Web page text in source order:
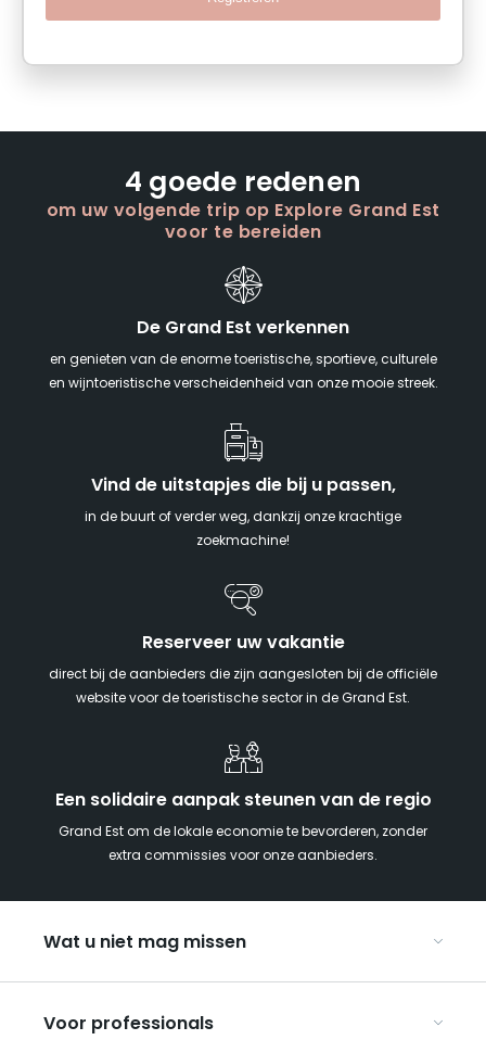
4 goede redenen
om uw volgende trip op Explore Grand Est
voor te bereiden
De Grand Est verkennen
en genieten van de enorme toeristische, sportieve, culturele
en wijntoeristische verscheidenheid van onze mooie streek.
Vind de uitstapjes die bij u passen,
in de buurt of verder weg, dankzij onze krachtige
zoekmachine!
Reserveer uw vakantie
direct bij de aanbieders die zijn aangesloten bij de officiële
website voor de toeristische sector in de Grand Est.
Een solidaire aanpak steunen van de regio
Grand Est om de lokale economie te bevorderen, zonder
extra commissies voor onze aanbieders.
Wat u niet mag missen
Met z’n tweeën
Voor professionals